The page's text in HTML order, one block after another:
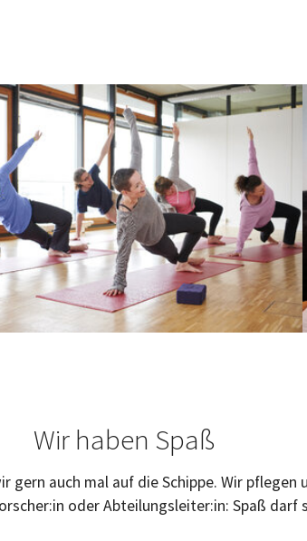
Wir haben Spaß
gern auch mal auf die Schippe. Wir
oder Abteilungsleiter:in: Spaß darf